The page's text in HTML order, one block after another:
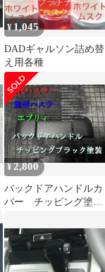
¥1,045
DADギャルソン詰め替
え用各種
¥2,800
バックドアハンドルカ
バー チッピング塗
ーエブリイ